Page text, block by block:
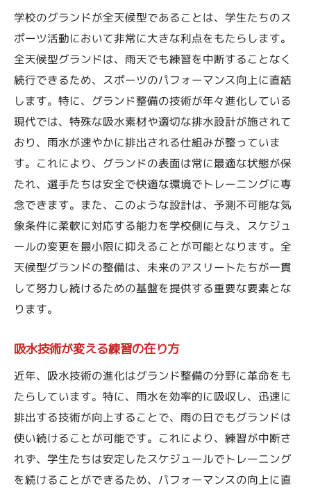
学校のグランドが全天候型であることは、学生たちのス
ポーツ活動において非常に大きな利点をもたらします。
全天候型グランドは、雨天でも練習を中断することなく
続行できるため、スポーツのパフォーマンス向上に直結
します。特に、グランド整備の技術が年々進化している
現代では、特殊な吸水素材や適切な排水設計が施されて
おり、雨水が速やかに排出される仕組みが整っていま
す。これにより、グランドの表面は常に最適な状態が保
たれ、選手たちは安全で快適な環境でトレーニングに専
念できます。また、このような設計は、予測不可能な気
象条件に柔軟に対応する能力を学校側に与え、スケジュ
ールの変更を最小限に抑えることが可能となります。全
天候型グランドの整備は、未来のアスリートたちが一貫
して努力し続けるための基盤を提供する重要な要素とな
ります。
吸水技術が変える練習の在り方
近年、吸水技術の進化はグランド整備の分野に革命をも
たらしています。特に、雨水を効率的に吸収し、迅速に
排出する技術が向上することで、雨の日でもグランドは
使い続けることが可能です。これにより、練習が中断さ
れず、学生たちは安定したスケジュールでトレーニング
を続けることができるため、パフォーマンスの向上に直